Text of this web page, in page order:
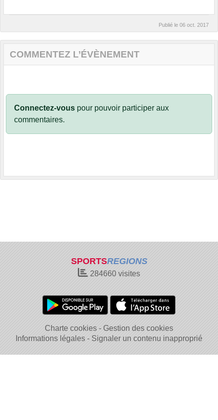
Publié le 06 oct. 2017
COMMENTEZ L’ÉVÈNEMENT
Connectez-vous pour pouvoir participer aux
commentaires.
SPORTSREGIONS
284660 visites
Charte cookies
Gestion des cookies
Informations légales
Signaler un contenu inapproprié